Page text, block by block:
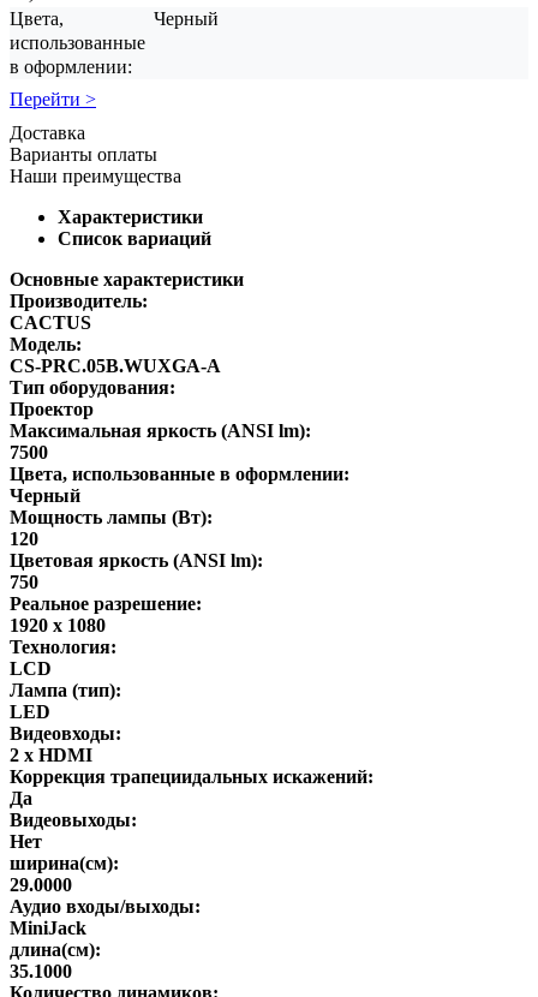
Цвета,
использованные
в оформлении:
Черный
Перейти >
Доставка
Варианты оплаты
Наши преимущества
Характеристики
Список вариаций
Основные характеристики
Производитель:
CACTUS
Модель:
CS-PRC.05B.WUXGA-A
Тип оборудования:
Проектор
Максимальная яркость (ANSI lm):
7500
Цвета, использованные в оформлении:
Черный
Мощность лампы (Вт):
120
Цветовая яркость (ANSI lm):
750
Реальное разрешение:
1920 x 1080
Технология:
LCD
Лампа (тип):
LED
Видеовходы:
2 х HDMI
Коррекция трапециидальных искажений:
Да
Видеовыходы:
Нет
ширина(см):
29.0000
Аудио входы/выходы:
MiniJack
длина(см):
35.1000
Количество динамиков: